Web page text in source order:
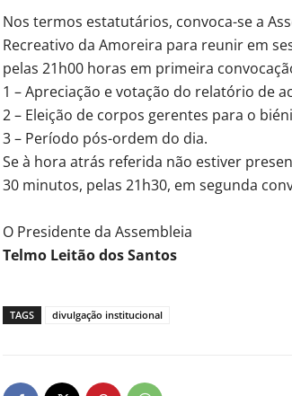
Nos termos estatutários, convoca-se a
Recreativo da Amoreira para reunir em
pelas 21h00 horas em primeira
1 – Apreciação e votação do relatório de
2 – Eleição de corpos gerentes para o
3 – Período pós-ordem do dia.
Se à hora atrás referida não estiver
30 minutos, pelas 21h30, em segunda
O Presidente da Assembleia
Telmo Leitão dos Santos
TAGS divulgação institucional